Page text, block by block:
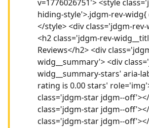
v=1776026751'> <style
hiding-style'>.jdgm-rev-widg{
</style> <div class='jdgm-
<h2 class='jdgm-rev-
Reviews</h2> <div
widg__summary'> <div
widg__summary-stars' aria-
rating is 0.00 stars'
class='jdgm-star jdgm--
class='jdgm-star jdgm--
class='jdgm-star jdgm--